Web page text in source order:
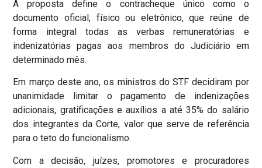
A proposta define o contracheque único como o
documento oficial, físico ou eletrônico, que reúne de
forma integral todas as verbas remuneratórias e
indenizatórias pagas aos membros do Judiciário em
determinado mês.
Em março deste ano, os ministros do STF decidiram por
unanimidade limitar o pagamento de indenizações
adicionais, gratificações e auxílios a até 35% do salário
dos integrantes da Corte, valor que serve de referência
para o teto do funcionalismo.
Com a decisão, juízes, promotores e procuradores